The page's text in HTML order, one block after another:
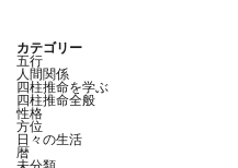
カテゴリー
五行
人間関係
四柱推命を学ぶ
四柱推命全般
性格
方位
日々の生活
暦